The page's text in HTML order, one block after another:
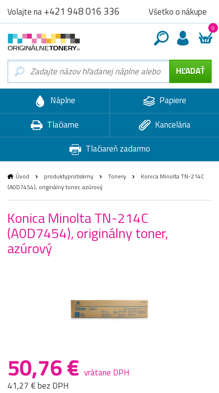
Volajte na+421 948 016 336 Všetko o nákupe
0
Náplne
Papiere
Tlačiarne
Kancelária
Tlačiareň zadarmo
Úvod produktyprotiskrny Tonery
Konica Minolta TN-214C
(A0D7454), originálny toner, azúrový
Konica Minolta TN-214C
(A0D7454), originálny toner,
azúrový
50,76 € vrátane DPH
41,27 € bez DPH